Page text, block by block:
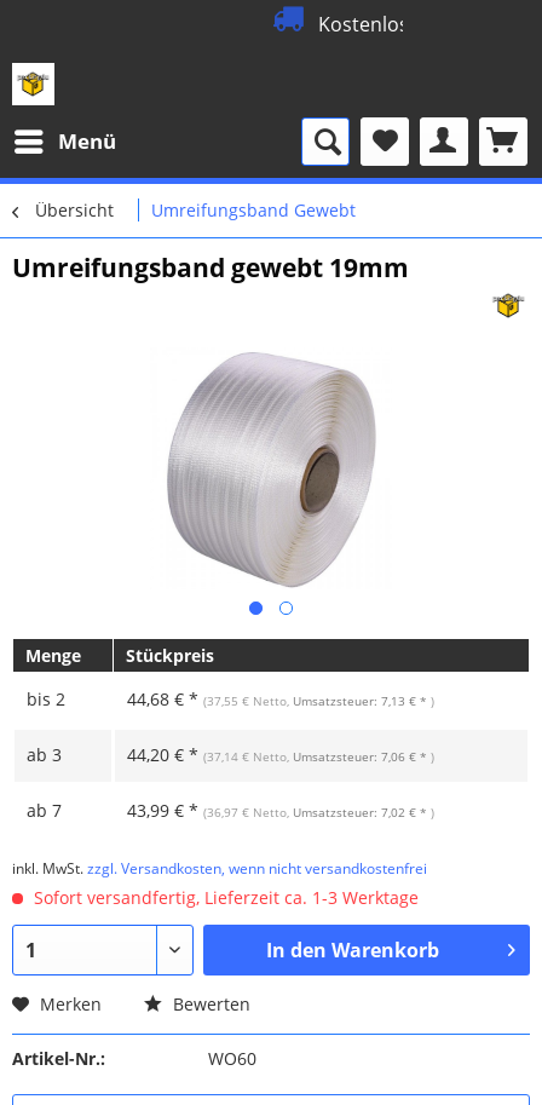
Kostenloser
Menü
Übersicht Umreifungsband Gewebt
Umreifungsband gewebt 19mm
Menge
Stückpreis
bis 2 44,68 € * (37,55 € Netto, Umsatzsteuer: 7,13 € * )
ab 3 44,20 € * (37,14 € Netto, Umsatzsteuer: 7,06 € * )
ab 7 43,99 € * (36,97 € Netto, Umsatzsteuer: 7,02 € * )
inkl. MwSt.zzgl. Versandkosten, wenn nicht versandkostenfrei
Sofort versandfertig, Lieferzeit ca. 1-3 Werktage
In den Warenkorb
Merken Bewerten
Artikel-Nr.: WO60